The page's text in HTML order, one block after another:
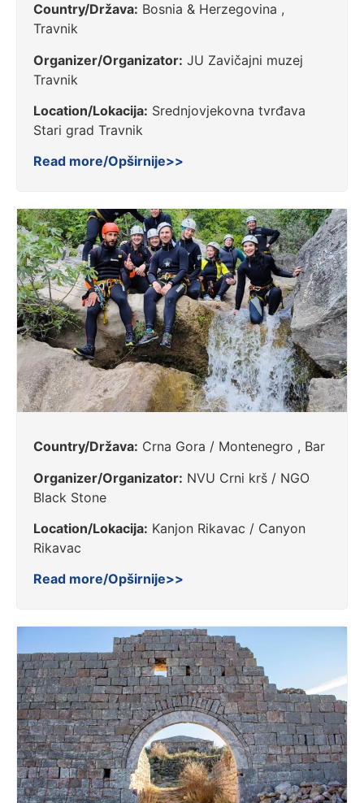
Country/Država: Bosnia & Herzegovina ,
Travnik
Organizer/Organizator: JU Zavičajni muzej
Travnik
Location/Lokacija: Srednjovjekovna tvrđava
Stari grad Travnik
Read more/Opširnije>>
Country/Država: Crna Gora / Montenegro , Bar
Organizer/Organizator: NVU Crni krš / NGO
Black Stone
Location/Lokacija: Kanjon Rikavac / Canyon
Rikavac
Read more/Opširnije>>